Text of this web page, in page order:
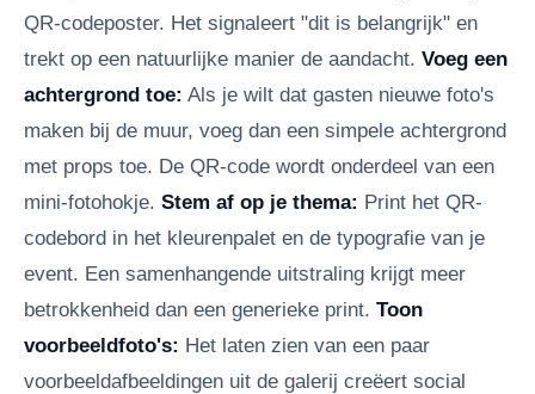
QR-codeposter. Het signaleert "dit is belangrijk" en
trekt op een natuurlijke manier de aandacht. Voeg een
achtergrond toe: Als je wilt dat gasten nieuwe foto's
maken bij de muur, voeg dan een simpele achtergrond
met props toe. De QR-code wordt onderdeel van een
mini-fotohokje. Stem af op je thema: Print het QR-
codebord in het kleurenpalet en de typografie van je
event. Een samenhangende uitstraling krijgt meer
betrokkenheid dan een generieke print. Toon
voorbeeldfoto's: Het laten zien van een paar
voorbeeldafbeeldingen uit de galerij creëert social